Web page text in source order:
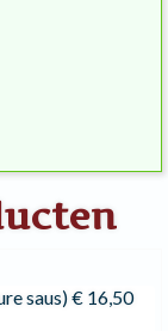
saus)€ 16,50